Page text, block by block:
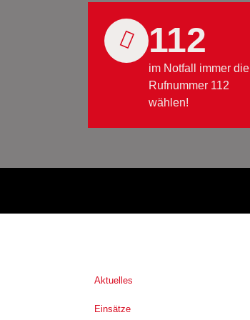
112
im Notfall immer die
Rufnummer 112
wählen!
Aktuelles
Einsätze